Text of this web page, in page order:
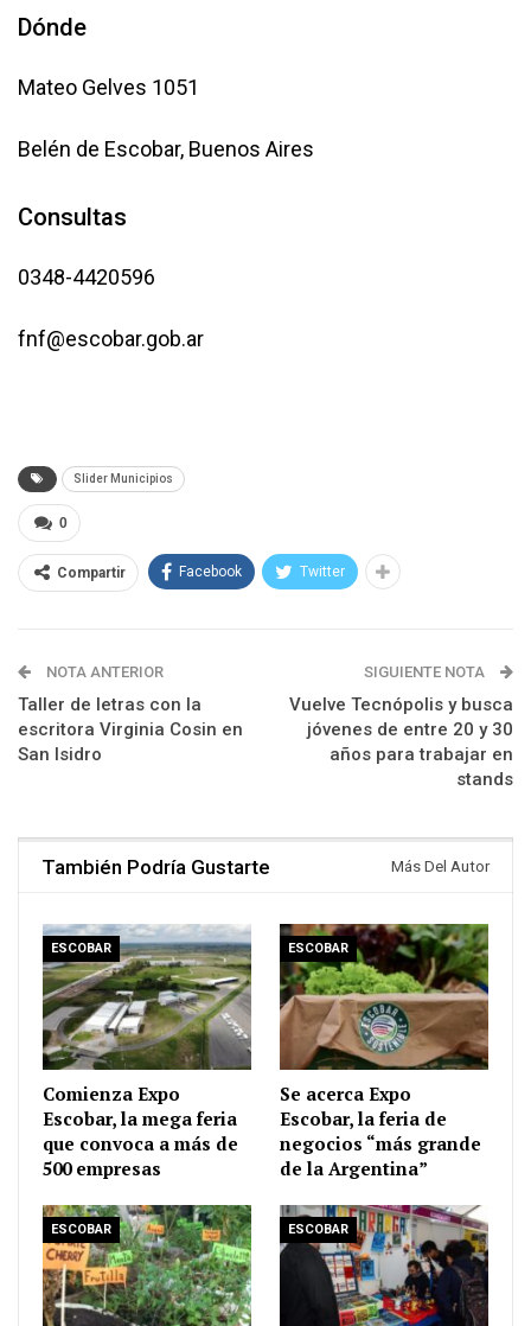
Dónde
Mateo Gelves 1051
Belén de Escobar, Buenos Aires
Consultas
0348-4420596
fnf@escobar.gob.ar
Slider Municipios
0
Compartir Facebook Twitter
NOTA ANTERIOR
Taller de letras con la
escritora Virginia Cosin en
San Isidro
SIGUIENTE NOTA
Vuelve Tecnópolis y busca
jóvenes de entre 20 y 30
años para trabajar en
stands
También Podría Gustarte Más Del Autor
ESCOBAR
Comienza Expo
Escobar, la mega feria
que convoca a más de
500 empresas
ESCOBAR
Se acerca Expo
Escobar, la feria de
negocios “más grande
de la Argentina”
ESCOBAR ESCOBAR